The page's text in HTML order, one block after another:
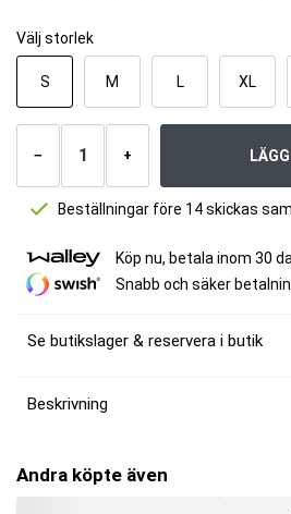
Välj storlek
S M L XL
−
Antal
+
Beställningar före 14 skickas
Köp nu, betala inom 30
Snabb och säker
Se butikslager & reservera i butik
Beskrivning
Stilrena och bekväma joggers i en tyngre
boxigare passform utan att kännas för tjocka.
40% polyester – en mjuk och slitstark kvalitet
Andra köpte även